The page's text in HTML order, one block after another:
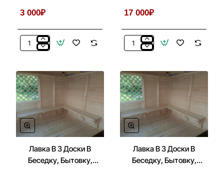
3 000₽
Двойная
Беседкам,
Бытовкам,
Хозблокам
На
Блоках
17 000₽
Глухая
Кровлю
Для
Беседок,
Бытовок,
Хозблоков
3х4
Лавка В 3 Доски В
Беседку, Бытовку,
Лавка В 3 Доски В
Беседку, Бытовку,